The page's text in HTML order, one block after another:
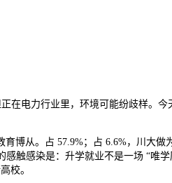
在电力行业里，环境可能纷歧样。
从。占 57.9%；占 6.6%，川大做
触感染是：升学就业不是一场 “唯学
校。